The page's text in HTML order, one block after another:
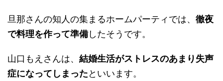
旦那さんの知人の集まるホームパーティでは、 徹夜
で料理を作って準備したそうです。
山口もえさんは、 結婚生活がストレスのあまり失声
症になってしまったといいます。